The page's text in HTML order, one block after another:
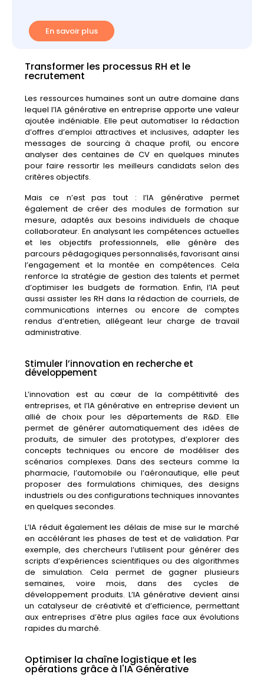
En savoir plus
Transformer les processus RH et le
recrutement
Les ressourceshumaines sontun autredomaine dans
lequell’IAgénérativeen entreprise apporte une valeur
ajoutée indéniable. Ellepeutautomatiser la rédaction
d’offres d’emploi attractives etinclusives,adapter les
messagesde sourcing àchaqueprofil, ou encore
analyserdescentainesde CV en quelques minutes
pourfaireressortirles meilleurs candidats selon des
critèresobjectifs.
Mais ce n’estpastout :l’IAgénérative permet
également de créerdes modulesdeformation sur
mesure, adaptés aux besoinsindividuelsde chaque
collaborateur.Enanalysant les compétences actuelles
etlesobjectifs professionnels, elle génère des
parcours pédagogiquespersonnalisés,favorisant ainsi
l’engagement et lamontéeen compétences. Cela
renforce la stratégiedegestion destalentset permet
d’optimiserlesbudgetsdeformation. Enfin, l’IA peut
aussiassister les RH danslarédactionde courriels, de
communications internes ouencorede comptes
rendus d’entretien, allégeantleurcharge detravail
administrative.
Stimuler l’innovation en recherche et
développement
L’innovation est aucœur de lacompétitivité des
entreprises, et l’IAgénérative en entreprise devient un
allié de choixpourles départementsdeR&D. Elle
permet de générerautomatiquementdes idées de
produits,desimuler des prototypes, d’explorer des
conceptstechniquesou encore de modéliser des
scénarios complexes. Dansdessecteurs comme la
pharmacie,l’automobileou l’aéronautique, elle peut
proposer desformulationschimiques,des designs
industriels ou desconfigurationstechniques innovantes
enquelquessecondes.
L’IA réduitégalementles délaisde misesurle marché
enaccélérantlesphasesdetest et de validation. Par
exemple, des chercheursl’utilisentpour générer des
scripts d’expériences scientifiquesoudes algorithmes
de simulation.Celapermet degagner plusieurs
semaines, voire mois,dansdes cycles de
développement produits. L’IAgénérativedevient ainsi
un catalyseurde créativité etd’efficience, permettant
aux entreprises d’êtreplus agilesfaceaux évolutions
rapidesdumarché.
Optimiser la chaîne logistique et les
opérations grâce à l'IA Générative